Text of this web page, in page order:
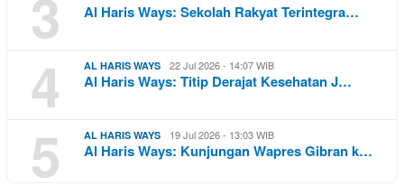
Al Haris Ways: Sekolah Rakyat Terintegra…
4 AL HARIS WAYS 22 Jul 2026 - 14:07 WIB
Al Haris Ways: Titip Derajat Kesehatan J…
5 AL HARIS WAYS 19 Jul 2026 - 13:03 WIB
Al Haris Ways: Kunjungan Wapres Gibran k…